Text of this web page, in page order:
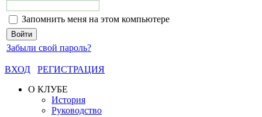
Запомнить меня на этом компьютере
Забыли свой пароль?
ВХОД
РЕГИСТРАЦИЯ
О КЛУБЕ
История
Руководство